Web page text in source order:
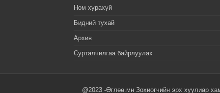
Ном хурахуй
Бидний тухай
Архив
Сурталчилгаа байрлуулах
@2023 -Өглөө.мн Зохиогчийн эрх хуулиар